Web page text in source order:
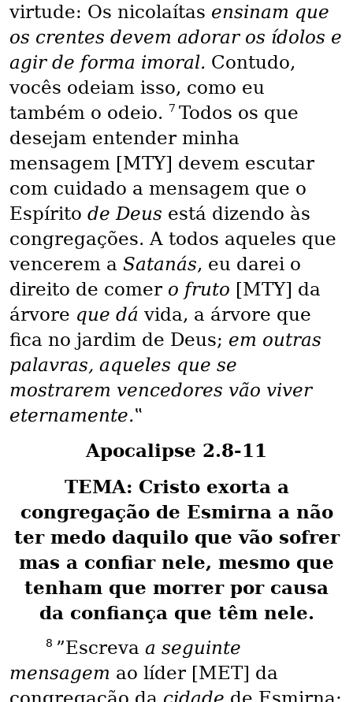
virtude: Os nicolaítas ensinam que
os crentes devem adorar os ídolos e
agir de forma imoral. Contudo,
vocês odeiam isso, como eu
também o odeio. 7 Todos os que
desejam entender minha
mensagem [MTY] devem escutar
com cuidado a mensagem que o
Espírito de Deus está dizendo às
congregações. A todos aqueles que
vencerem a Satanás, eu darei o
direito de comer o fruto [MTY] da
árvore que dá vida, a árvore que
fica no jardim de Deus; em outras
palavras, aqueles que se
mostrarem vencedores vão viver
eternamente.‟
Apocalipse 2.8-11
TEMA: Cristo exorta a
congregação de Esmirna a não
ter medo daquilo que vão sofrer
mas a confiar nele, mesmo que
tenham que morrer por causa
da confiança que têm nele.
8 ”Escreva a seguinte
mensagem ao líder [MET] da
congregação da cidade de Esmirna: